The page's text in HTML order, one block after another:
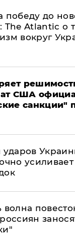
победу до
The Atlantic о
вокруг
США
санкции"
ударов